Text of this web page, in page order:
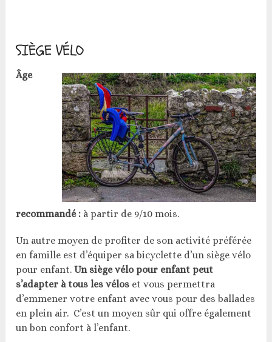
SIÈGE VÉLO
Âge
recommandé : à partir de 9/10 mois.
Un autre moyen de profiter de son activité préférée
en famille est d’équiper sa bicyclette d’un siège vélo
pour enfant.Un siège vélo pour enfant peut
s’adapter à tous les vélos et vous permettra
d’emmener votre enfant avec vous pour des ballades
en plein air. C’est un moyen sûr qui offre également
un bon confort à l’enfant.